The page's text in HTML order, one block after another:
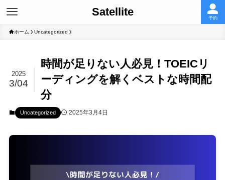
Satellite 予約
ホーム Uncategorized
時間が足りない人必見！TOEICリ
ーディングを解くベストな時間配
分
2025
3/04
Uncategorized 2025年3月4日